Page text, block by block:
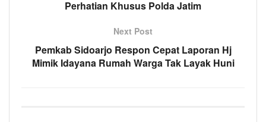
Perhatian Khusus Polda Jatim
Next Post
Pemkab Sidoarjo Respon Cepat Laporan Hj
Mimik Idayana Rumah Warga Tak Layak Huni